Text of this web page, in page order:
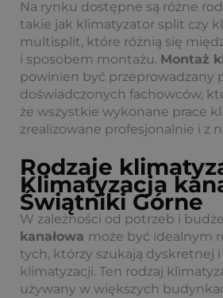
Na rynku dostępne są różne
takie jak klimatyzator split czy
multisplit, które różnią się
i sposobem montażu. Montaż
powinien być przeprowadzany
doświadczonych fachowców,
że wszystkie wykonane prace
zrealizowane profesjonalnie i z
Rodzaje
Klimatyzacja
Świątniki Górne
W zależności od potrzeb i
kanałowa może być idealnym
tych, którzy szukają dyskretnej
klimatyzacji. Ten rodzaj
używany w większych